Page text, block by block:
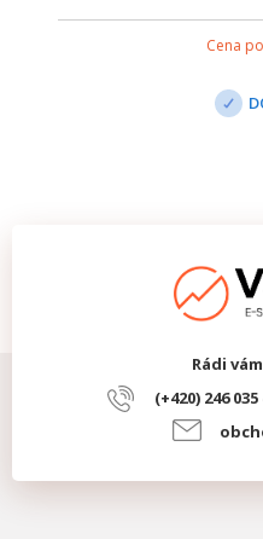
Cena
Rádi
(+420) 246